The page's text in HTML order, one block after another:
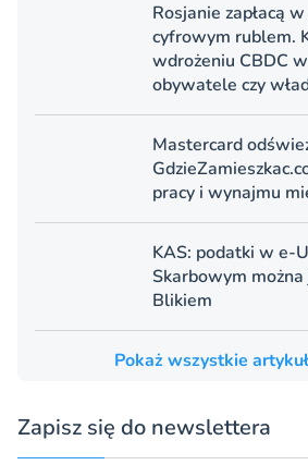
Rosjanie zapłacą
cyfrowym rublem.
wdrożeniu CBDC
obywatele czy
Mastercard
pracy i wynajmu
KAS: podatki w e-
Skarbowym można
Blikiem
Pokaż wszystkie
Zapisz się do newslettera